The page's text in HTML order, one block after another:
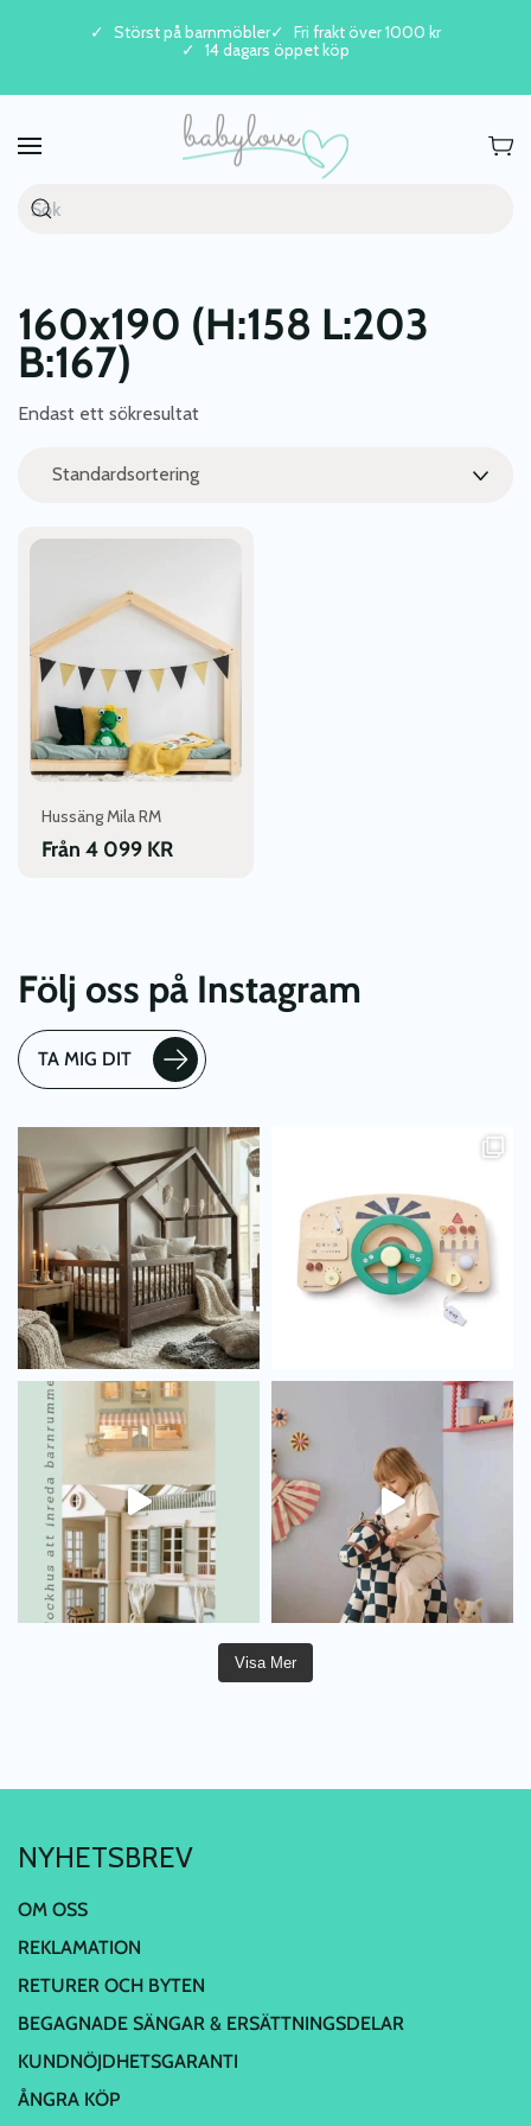
Skip to main content
Störst på barnmöbler
Fri frakt över 1000 kr
14 dagars öppet köp
160x190 (H:158 L:203
B:167)
Endast ett sökresultat
Hussäng Mila RM
Från 4 099 KR
Den
flera
varianter.
olika
alternativen
kan
produktsidan
Följ oss på Instagram
TA MIG DIT
Visa Mer
NYHETSBREV
OM OSS
REKLAMATION
RETURER OCH BYTEN
BEGAGNADE SÄNGAR & ERSÄTTNINGSDELAR
KUNDNÖJDHETSGARANTI
ÅNGRA KÖP